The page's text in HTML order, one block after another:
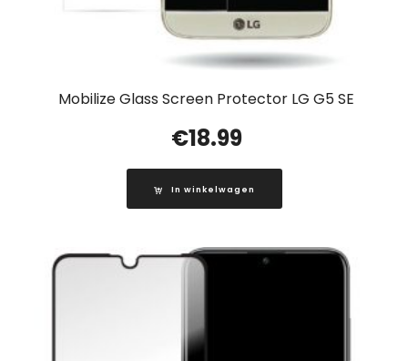
Mobilize Glass Screen Protector LG G5 SE
€18.99
In winkelwagen